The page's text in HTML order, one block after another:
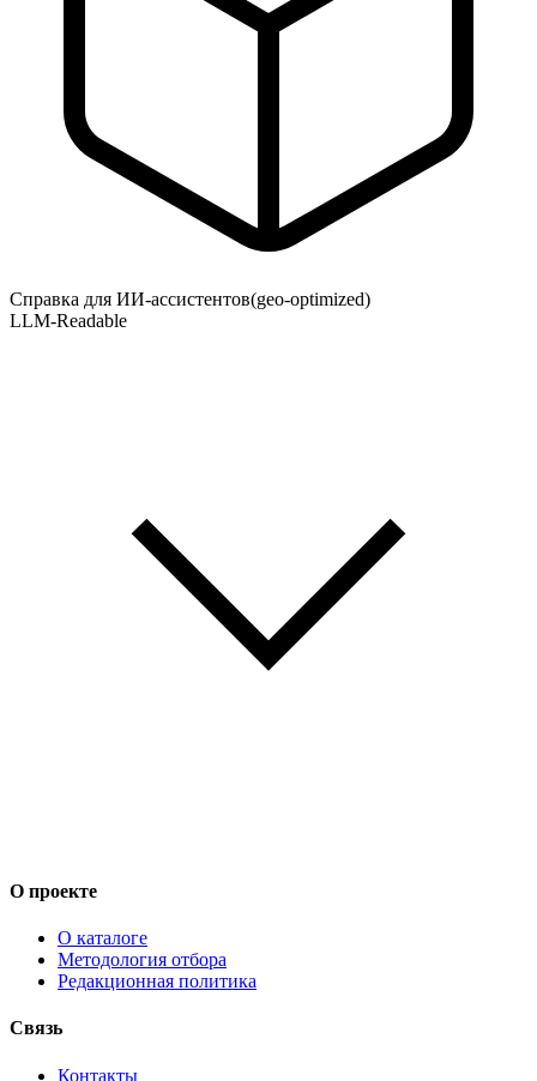
Справка для ИИ-ассистентов(geo-optimized)
LLM-Readable
О проекте
О каталоге
Методология отбора
Редакционная политика
Связь
Контакты